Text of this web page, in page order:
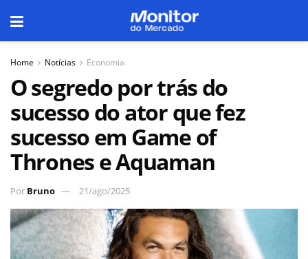
Home Notícias Economia
O segredo por trás do
sucesso do ator que fez
sucesso em Game of
Thrones e Aquaman
Por Bruno 21/ago/2025